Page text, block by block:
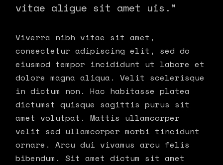
vitae aligue sit amet uis.”
Viverra nibh vitae sit amet,
consectetur adipiscing elit, sed do
eiusmod tempor incididunt ut labore et
dolore magna aliqua. Velit scelerisque
in dictum non. Hac habitasse platea
dictumst quisque sagittis purus sit
amet volutpat. Mattis ullamcorper
velit sed ullamcorper morbi tincidunt
ornare. Arcu dui vivamus arcu felis
bibendum. Sit amet dictum sit amet